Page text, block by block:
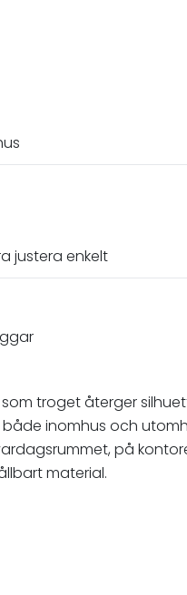
justera enkelt
som troget återger
inomhus och
på
material.